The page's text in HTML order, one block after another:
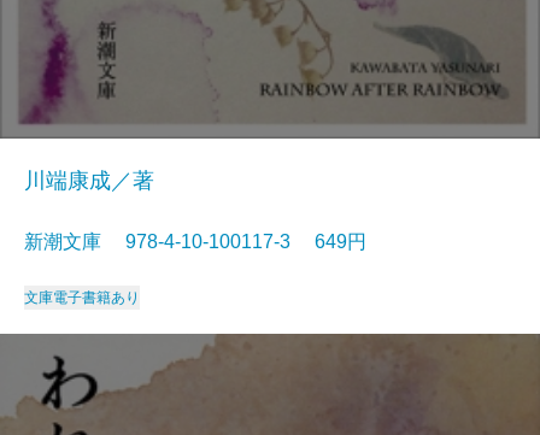
川端康成／著
新潮文庫 978-4-10-100117-3 649円
文庫電子書籍あり